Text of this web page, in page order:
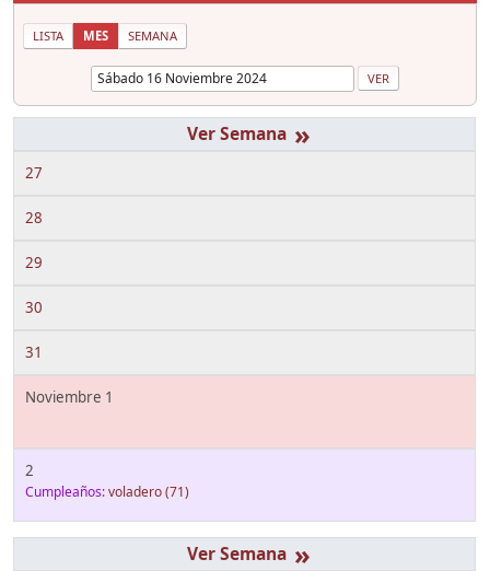
LISTA MES SEMANA
»
27
28
29
30
31
Noviembre 1
2
Cumpleaños:voladero(71)
»